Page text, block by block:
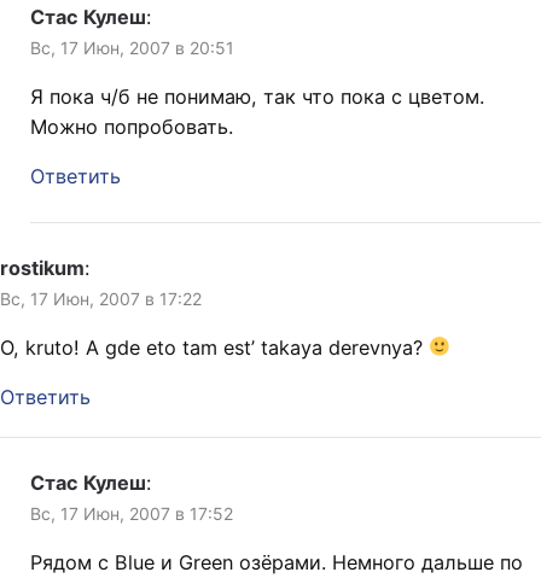
Стас Кулеш:
Вс, 17 Июн, 2007 в 20:51
Я пока ч/б не понимаю, так что пока с цветом.
Можно попробовать.
Ответить
rostikum:
Вс, 17 Июн, 2007 в 17:22
O, kruto! A gde eto tam est’ takaya derevnya?
Ответить
Стас Кулеш:
Вс, 17 Июн, 2007 в 17:52
Рядом с Blue и Green озёрами. Немного дальше по